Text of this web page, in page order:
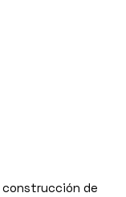
construcción de